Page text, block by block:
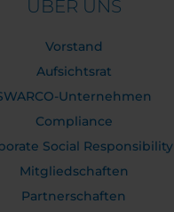
ÜBER UNS
Vorstand
Aufsichtsrat
Unternehmen
Compliance
Social Responsibility
Mitgliedschaften
Partnerschaften